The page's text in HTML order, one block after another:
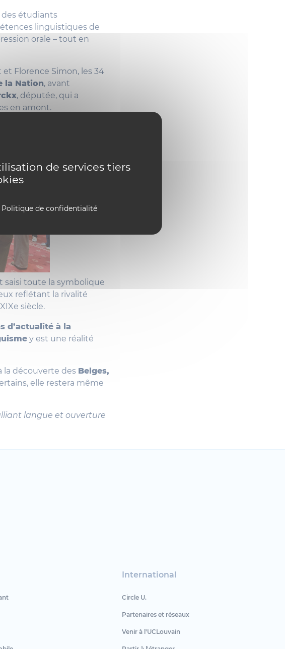
de services tiers
Politique de confidentialité
des étudiants
linguistiques de
orale – tout en
Florence Simon, les 34
la Nation, avant
, députée, qui a
en amont.
saisi toute la symbolique
reflétant la rivalité
siècle.
d’actualité à la
y est une réalité
la découverte des Belges,
elle restera même
langue et ouverture
International
Circle U.
Partenaires et réseaux
Venir à l'UCLouvain